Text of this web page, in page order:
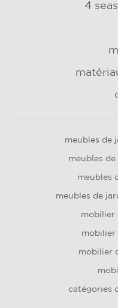
4
meubles de
meubles
meubles
meubles de
mobilier
mobilier
mobilier
catégories